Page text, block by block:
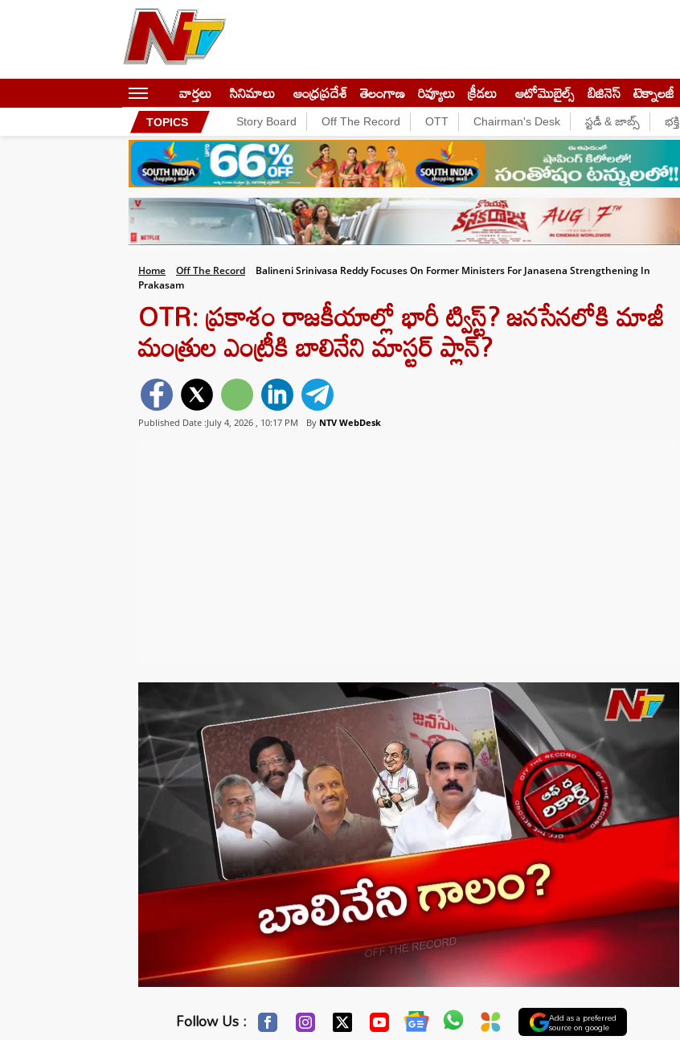
వార్తలు సినిమాలు ఆంధ్రప్రదేశ్ తెలంగాణ రివ్యూలు క్రీడలు ఆటోమొబైల్స్ బిజినెస్‌ టెక్నాలజీ
TOPICS Story Board Off The Record OTT Chairman's Desk స్టడీ & జాబ్స్ భక్తి
Home Off The Record
Balineni Srinivasa Reddy Focuses On Former Ministers For Janasena Strengthening In
Prakasam
OTR: ప్రకాశం రాజకీయాల్లో భారీ ట్విస్ట్? జనసేనలోకి మాజీ
మంత్రుల ఎంట్రీకి బాలినేని మాస్టర్ ప్లాన్?
Published Date :July 4, 2026 , 10:17 PM By NTV WebDesk
Follow Us : Add as a preferred
source on google